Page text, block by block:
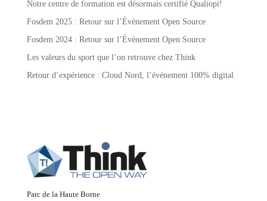
Notre centre de formation est désormais certifié Qualiopi!
Fosdem 2025 : Retour sur l’Événement Open Source
Fosdem 2024 : Retour sur l’Événement Open Source
Les valeurs du sport que l’on retrouve chez Think
Retour d’expérience : Cloud Nord, l’événement 100% digital
Parc de la Haute Borne